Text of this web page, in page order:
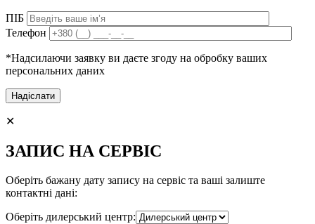
ПІБ
Телефон
*Надсилаючи заявку ви даєте згоду на обробку ваших
персональних даних
✕
ЗАПИС НА СЕРВІС
Оберіть бажану дату запису на сервіс та ваші залиште
контактні дані:
Оберіть дилерський центр: